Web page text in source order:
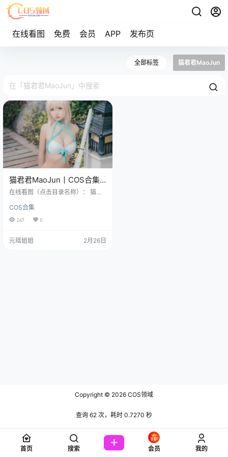
在线看图 免费 会员 APP 发布页
全部标签 猫君君MaoJun
猫君君MaoJun丨COS合集
[已更28期]~[959P+3V –
在线看图（点击目录名称）： 猫君
姆 [40P-428MB] 猫君君_MaoJun
– NO.002 清凉一夏 [46P-772MB]
oJun！ 2001年10月28日出生，天
COS合集
247 0
元瑶姐姐 2月26日
Copyright © 2026 COS领域
查询 62 次，耗时 0.7270 秒
首页 搜索 会员 我的